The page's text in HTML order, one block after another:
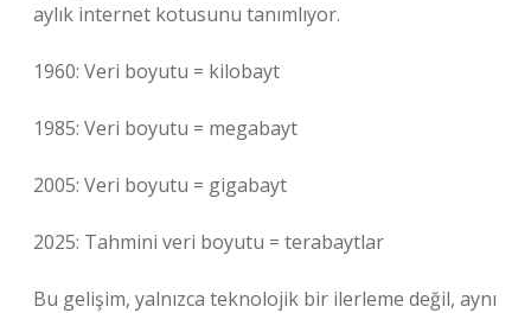
aylık internet kotusunu tanımlıyor.
1960: Veri boyutu = kilobayt
1985: Veri boyutu = megabayt
2005: Veri boyutu = gigabayt
2025: Tahmini veri boyutu = terabaytlar
Bu gelişim, yalnızca teknolojik bir ilerleme değil, aynı